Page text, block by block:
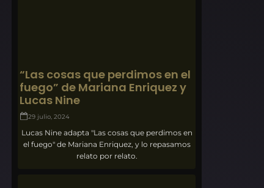
“Las cosas que perdimos en el
fuego” de Mariana Enriquez y
Lucas Nine
29 julio, 2024
Lucas Nine adapta "Las cosas que perdimos en
el fuego" de Mariana Enriquez, y lo repasamos
relato por relato.